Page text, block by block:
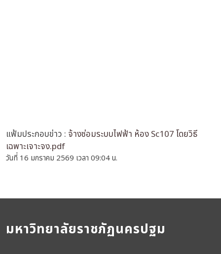
แฟ้มประกอบข่าว : จ้างซ่อมระบบไฟฟ้า ห้อง Sc107 โดยวิธี
เฉพาะเจาะจง.pdf
วันที่ 16 มกราคม 2569 เวลา 09:04 น.
มหาวิทยาลัยราชภัฏนครปฐม